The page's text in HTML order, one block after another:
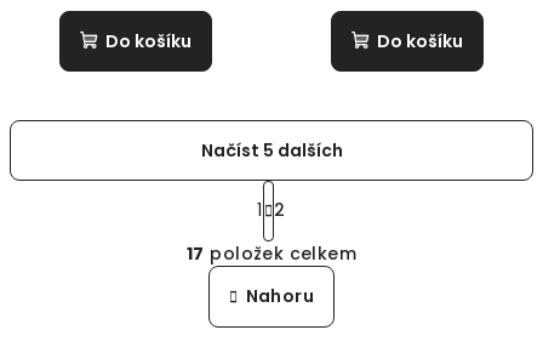
Do košíku Do košíku
O
v
l
á
Načíst 5 dalších
S
t
r
á
n
k
o
1 2
17 položek celkem
Nahoru